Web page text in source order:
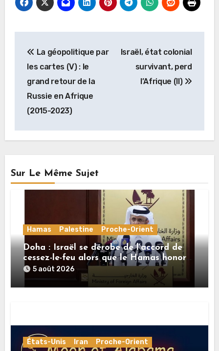
de
l’article
La géopolitique par
les cartes (V) : le
grand retour de la
Russie en Afrique
(2015-2023)
Israël, état colonial
survivant, perd
l’Afrique (II)
Sur Le Même Sujet
Hamas Palestine Proche-Orient
Doha : Israël se dérobe de l’accord de
cessez-le-feu alors que le Hamas honore
ses engagements
5 août 2026
États-Unis Iran Proche-Orient